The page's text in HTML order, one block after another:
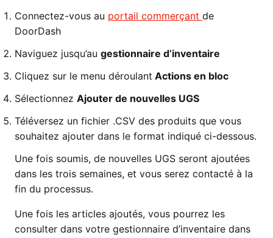
Connectez-vous au portail commerçant de
DoorDash
Naviguez jusqu’au gestionnaire d’inventaire
Cliquez sur le menu déroulant Actions en bloc
Sélectionnez Ajouter de nouvelles UGS
Téléversez un fichier .CSV des produits que vous
souhaitez ajouter dans le format indiqué ci-dessous.
Une fois soumis, de nouvelles UGS seront ajoutées
dans les trois semaines, et vous serez contacté à la
fin du processus.
Une fois les articles ajoutés, vous pourrez les
consulter dans votre gestionnaire d’inventaire dans